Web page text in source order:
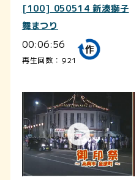
[100] 050514 新湊獅子
舞まつり
00:06:56
再生回数：921